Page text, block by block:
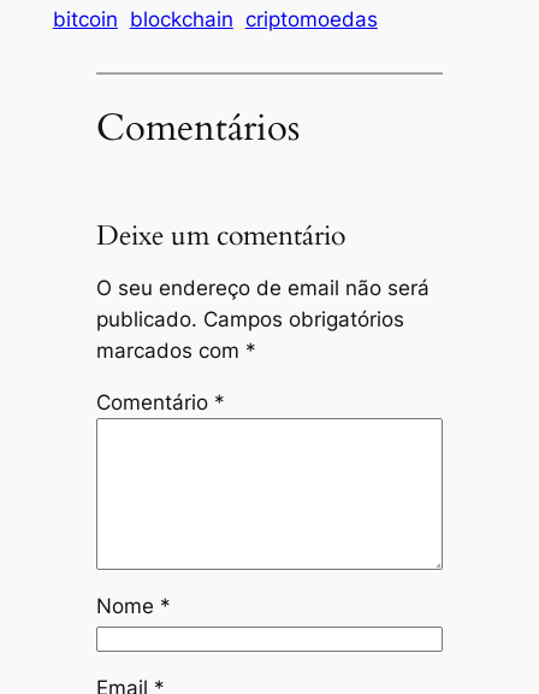
bitcoin blockchain criptomoedas
Comentários
Deixe um comentário
O seu endereço de email não será
publicado. Campos obrigatórios
marcados com *
Comentário *
Nome *
Email *